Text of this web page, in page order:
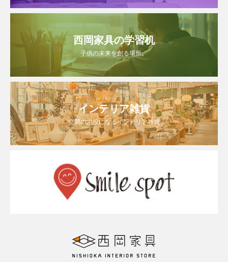
西岡家具の学習机
子供の未来を創る場所。
インテリア雑貨
空間の主役になるインテリア雑貨